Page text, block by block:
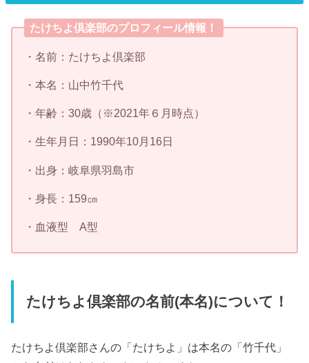
たけちよ倶楽部のプロフィール情報！
・名前：たけちよ倶楽部
・本名：山中竹千代
・年齢：30歳（※2021年６月時点）
・生年月日：1990年10月16日
・出身：岐阜県羽島市
・身長：159㎝
・血液型 A型
たけちよ倶楽部の名前(本名)について！
たけちよ倶楽部さんの「たけちよ」は本名の「竹千代」